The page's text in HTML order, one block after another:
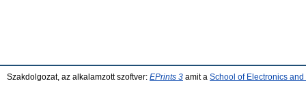
Szakdolgozat, az alkalamzott szoftver: EPrints 3 amit a School of Electronics